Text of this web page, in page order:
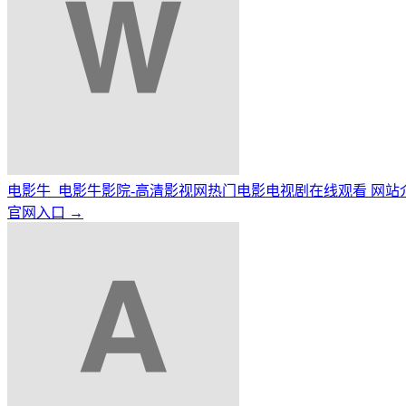
电影牛_电影牛影院-高清影视网热门电影电视剧在线观看 网站
官网入口 →